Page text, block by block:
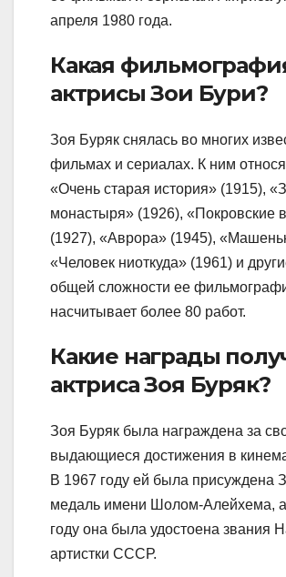
апреля 1980 года.
Какая
актрисы Зои Бури?
Зоя Буряк снялась во многих
фильмах и сериалах. К ним
«Очень старая история» (1915),
монастыря» (1926), «Покровские
(1927), «Аврора» (1945),
«Человек ниоткуда» (1961) и
общей сложности ее
насчитывает более 80 работ.
Какие награды
актриса Зоя Буряк?
Зоя Буряк была награждена за
выдающиеся достижения в
В 1967 году ей была присуждена
медаль имени Шолом-Алейхема,
году она была удостоена звания
артистки СССР.